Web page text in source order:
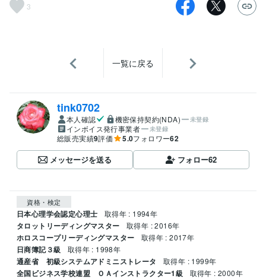
3
一覧に戻る
tink0702
本人確認 機密保持契約(NDA) 未登録
インボイス発行事業者 未登録
総販売実績9評価 5.0フォロワー62
メッセージを送る フォロー62
資格・検定
日本心理学会認定心理士 取得年 : 1994年
タロットリーディングマスター 取得年 : 2016年
ホロスコープリーディングマスター 取得年 : 2017年
日商簿記３級 取得年 : 1998年
通産省 初級システムアドミニストレータ 取得年 : 1999年
全国ビジネス学校連盟 ＯＡインストラクター1級 取得年 : 2000年